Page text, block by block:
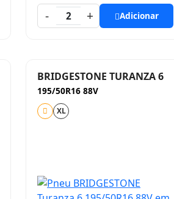
-
2 + Adicionar
BRIDGESTONE TURANZA 6
195/50R16 88V
XL